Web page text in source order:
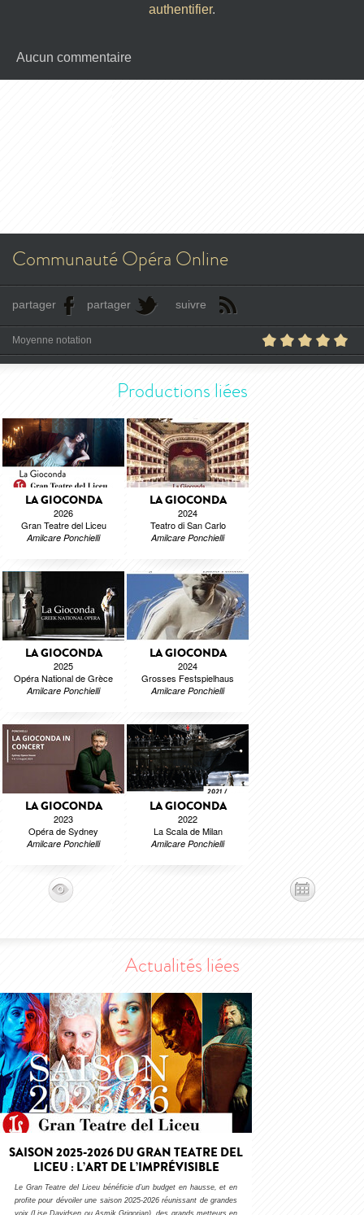
authentifier.
Aucun commentaire
Communauté Opéra Online
partager partager suivre
Moyenne notation
Productions liées
LA GIOCONDA
2026
Gran Teatre del Liceu
Amilcare Ponchielli
LA GIOCONDA
2024
Teatro di San Carlo
Amilcare Ponchielli
LA GIOCONDA
2025
Opéra National de Grèce
Amilcare Ponchielli
LA GIOCONDA
2024
Grosses Festspielhaus
Amilcare Ponchielli
LA GIOCONDA
2023
Opéra de Sydney
Amilcare Ponchielli
LA GIOCONDA
2022
La Scala de Milan
Amilcare Ponchielli
Actualités liées
SAISON 2025-2026 DU GRAN TEATRE DEL
LICEU : L’ART DE L’IMPRÉVISIBLE
Le Gran Teatre del Liceu bénéficie d’un budget en hausse, et en
profite pour dévoiler une saison 2025-2026 réunissant de grandes